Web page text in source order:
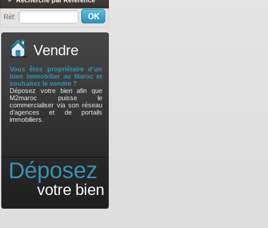
Réf:
Vendre
Vous êtes propriétaire d’un
bien immobilier au Maroc et
souhaitez le vendre ?
Déposez votre bien afin que
M2maroc puisse le
commercialiser via son réseau
d’agences et de portails
immobiliers.
Déposez
votre bien